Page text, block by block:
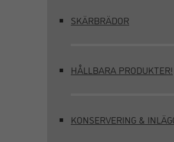
SKÄRBRÄDOR
HÅLLBARA PRODUKTER!
KONSERVERING &